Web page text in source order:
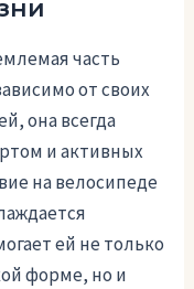
часть
от своих
она всегда
и активных
на велосипеде
ей не только
форме, но и